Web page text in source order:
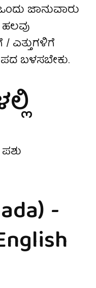
ಜಾನುವಾರು
ಎತ್ತುಗಳಿಗೆ
ಬಳಸಬೇಕು.
-